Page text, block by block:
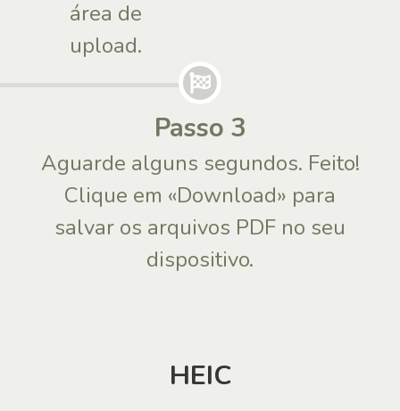
área de
upload.
Passo 3
Aguarde alguns segundos. Feito!
Clique em «Download» para
salvar os arquivos PDF no seu
dispositivo.
HEIC